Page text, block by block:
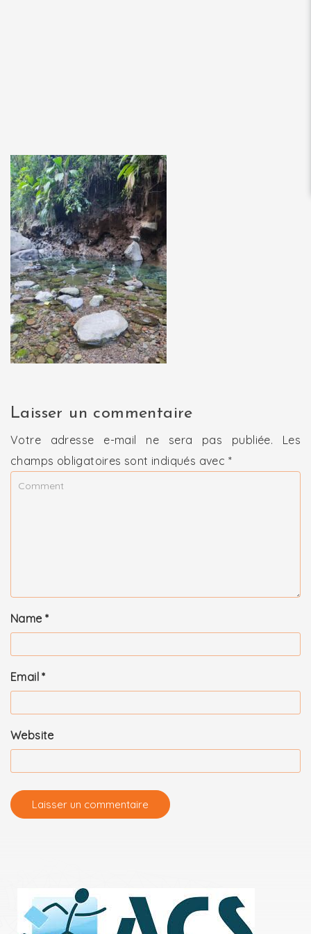
Laisser un commentaire
Votre adresse e-mail ne sera pas publiée.
Les
champs obligatoires sont indiqués avec *
Name *
Email*
Website